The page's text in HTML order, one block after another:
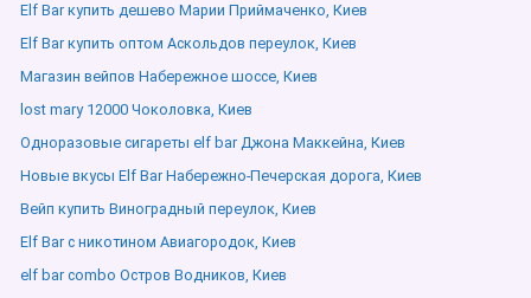
Elf Bar купить дешево Марии Приймаченко, Киев
Elf Bar купить оптом Аскольдов переулок, Киев
Магазин вейпов Набережное шоссе, Киев
lost mary 12000 Чоколовка, Киев
Одноразовые сигареты elf bar Джона Маккейна, Киев
Новые вкусы Elf Bar Набережно-Печерская дорога, Киев
Вейп купить Виноградный переулок, Киев
Elf Bar с никотином Авиагородок, Киев
elf bar combo Остров Водников, Киев